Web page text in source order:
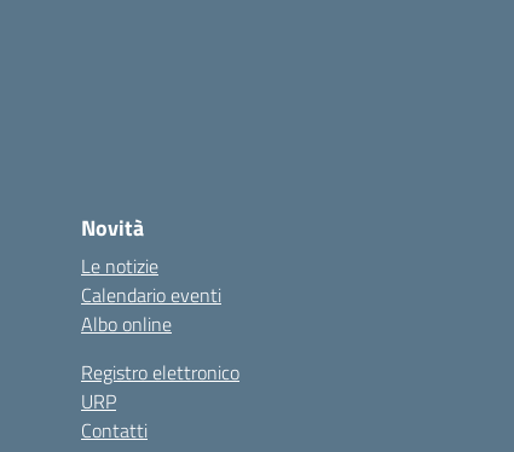
Novità
Le notizie
Calendario eventi
Albo online
Registro elettronico
URP
Contatti